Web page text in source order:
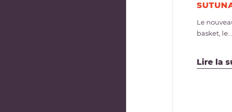
Le
basket, le...
Lire la